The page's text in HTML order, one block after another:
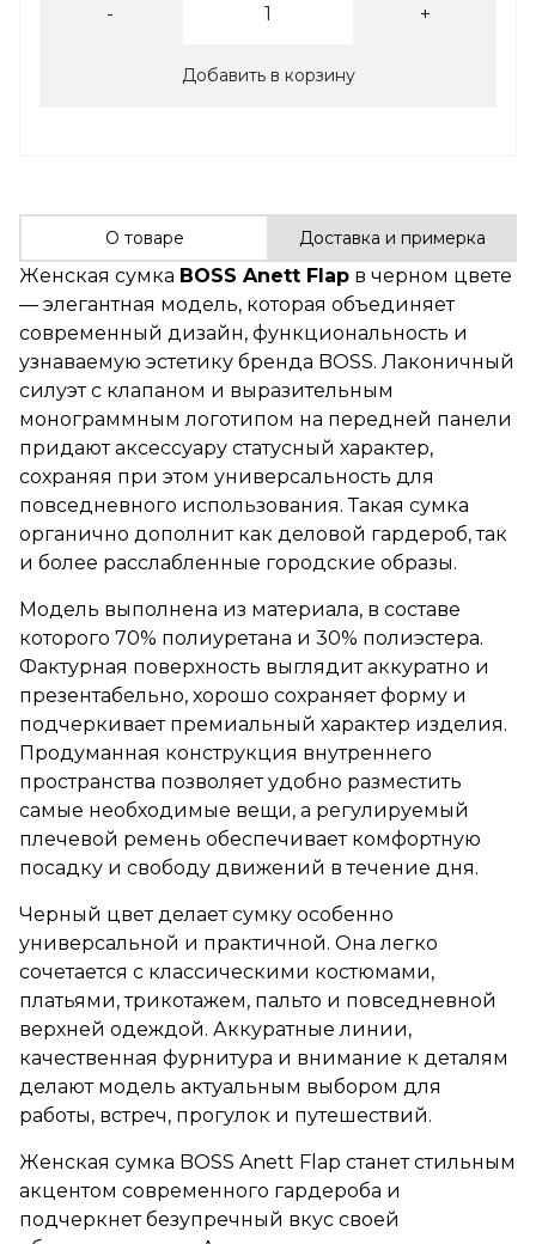
- +
Добавить в корзину
О товаре Доставка и примерка
Женская сумка BOSS Anett Flap в черном цвете
— элегантная модель, которая объединяет
современный дизайн, функциональность и
узнаваемую эстетику бренда BOSS. Лаконичный
силуэт с клапаном и выразительным
монограммным логотипом на передней панели
придают аксессуару статусный характер,
сохраняя при этом универсальность для
повседневного использования. Такая сумка
органично дополнит как деловой гардероб, так
и более расслабленные городские образы.
Модель выполнена из материала, в составе
которого 70% полиуретана и 30% полиэстера.
Фактурная поверхность выглядит аккуратно и
презентабельно, хорошо сохраняет форму и
подчеркивает премиальный характер изделия.
Продуманная конструкция внутреннего
пространства позволяет удобно разместить
самые необходимые вещи, а регулируемый
плечевой ремень обеспечивает комфортную
посадку и свободу движений в течение дня.
Черный цвет делает сумку особенно
универсальной и практичной. Она легко
сочетается с классическими костюмами,
платьями, трикотажем, пальто и повседневной
верхней одеждой. Аккуратные линии,
качественная фурнитура и внимание к деталям
делают модель актуальным выбором для
работы, встреч, прогулок и путешествий.
Женская сумка BOSS Anett Flap станет стильным
акцентом современного гардероба и
подчеркнет безупречный вкус своей